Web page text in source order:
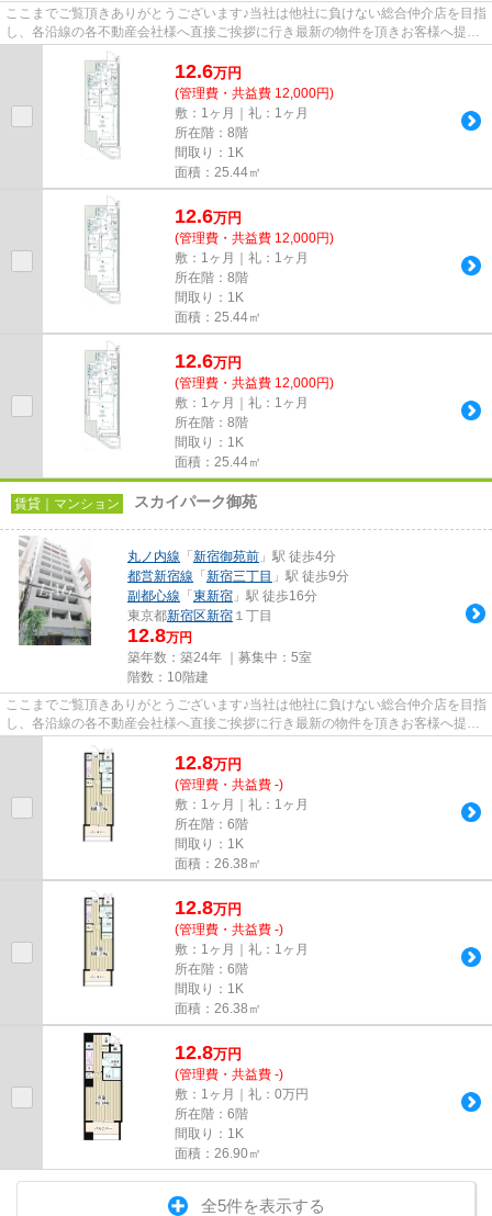
ここまでご覧頂きありがとうございます♪当社は他社に負けない総合仲介店を目指
し、各沿線の各不動産会社様へ直接ご挨拶に行き最新の物件を頂きお客様へ提供
しております！最新の情報は...
12.6万円
(管理費・共益費 12,000円)
敷：1ヶ月｜礼：1ヶ月
所在階：8階
間取り：1K
面積：25.44㎡
12.6万円
(管理費・共益費 12,000円)
敷：1ヶ月｜礼：1ヶ月
所在階：8階
間取り：1K
面積：25.44㎡
12.6万円
(管理費・共益費 12,000円)
敷：1ヶ月｜礼：1ヶ月
所在階：8階
間取り：1K
面積：25.44㎡
賃貸｜マンション スカイパーク御苑
丸ノ内線 「 新宿御苑前 」駅 徒歩4分
都営新宿線 「 新宿三丁目 」駅 徒歩9分
副都心線 「 東新宿 」駅 徒歩16分
東京都新宿区新宿 １丁目
12.8万円
築年数：築24年 ｜募集中： 5室
階数：10階建
ここまでご覧頂きありがとうございます♪当社は他社に負けない総合仲介店を目指
し、各沿線の各不動産会社様へ直接ご挨拶に行き最新の物件を頂きお客様へ提供
しております！最新の情報は...
12.8万円
(管理費・共益費 -)
敷：1ヶ月｜礼：1ヶ月
所在階：6階
間取り：1K
面積：26.38㎡
12.8万円
(管理費・共益費 -)
敷：1ヶ月｜礼：1ヶ月
所在階：6階
間取り：1K
面積：26.38㎡
12.8万円
(管理費・共益費 -)
敷：1ヶ月｜礼：0万円
所在階：6階
間取り：1K
面積：26.90㎡
全5件を表示する